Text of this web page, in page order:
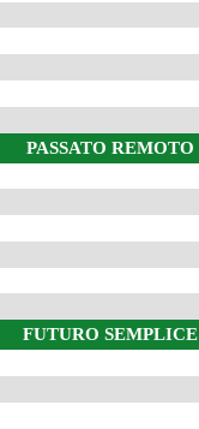
PASSATO REMOTO
FUTURO SEMPLICE